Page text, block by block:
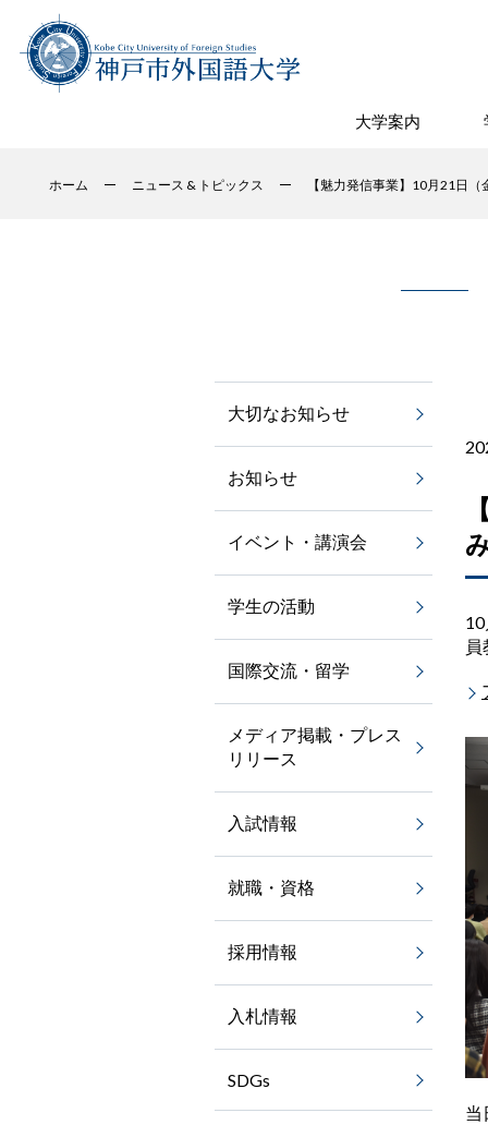
大学案内
ホーム ニュース & トピックス 【魅力発信事業】10月21日
当
大切なお知らせ
お知らせ
イベント・講演会
学生の活動
国際交流・留学
メディア掲載・プレス
リリース
入試情報
就職・資格
採用情報
入札情報
SDGs